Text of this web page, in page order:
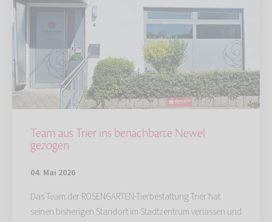
Team aus Trier ins benachbarte Newel
gezogen
04. Mai 2026
Das Team der ROSENGARTEN-Tierbestattung Trier hat
seinen bisherigen Standort im Stadtzentrum verlassen und